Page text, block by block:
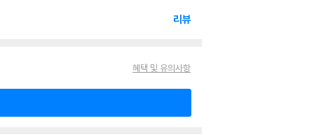
리뷰
혜택 및 유의사항